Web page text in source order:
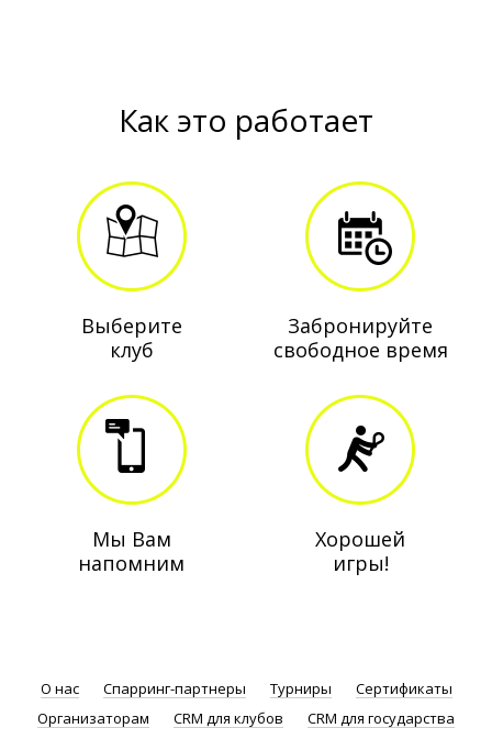
Как это работает
Выберите
клуб
Забронируйте
свободное время
Мы Вам
напомним
Хорошей
игры!
О нас Спарринг-партнеры Турниры
Сертификаты
Организаторам
CRM для клубов
CRM для государства